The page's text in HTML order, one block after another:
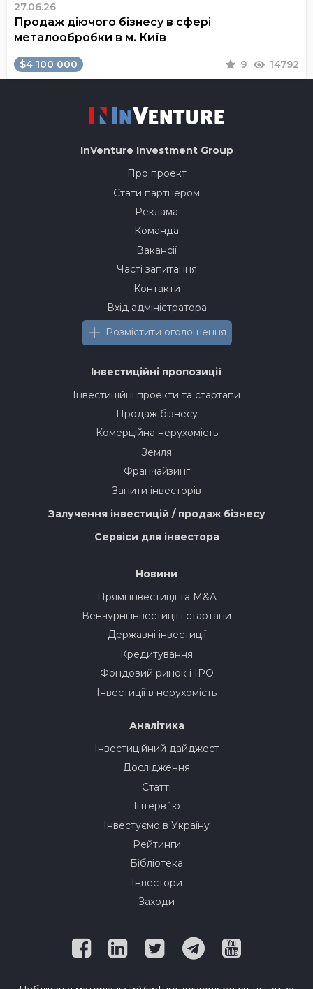
27.06.26
Продаж діючого бізнесу в сфері
металообробки в м. Київ
$4 100 000 9 14792
InVenture Investment Group
Про проект
Стати партнером
Реклама
Команда
Вакансії
Часті запитання
Контакти
Вхід адміністратора
Розмістити оголошення
Інвестиційні пропозиції
Інвестиційні проекти та стартапи
Продаж бізнесу
Комерційна нерухомість
Земля
Франчайзинг
Запити інвесторів
Залучення інвестицій / продаж бізнесу
Сервіси для інвестора
Новини
Прямі інвестиції та M&A
Венчурні інвестиції і стартапи
Державні інвестиції
Кредитування
Фондовий ринок і IPO
Інвестиції в нерухомість
Аналітика
Інвестиційний дайджест
Дослідження
Статті
Інтерв`ю
Інвестуємо в Україну
Рейтинги
Бібліотека
Інвестори
Заходи